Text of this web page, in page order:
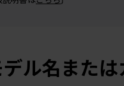
ル名また